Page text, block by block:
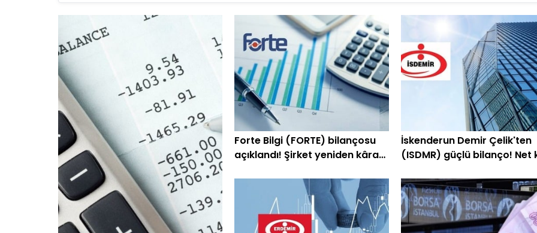
Forte Bilgi (FORTE) bilançosu
açıklandı! Şirket yeniden kâra
İskenderun Demir Çelik'ten
(ISDMR) güçlü bilanço! Net